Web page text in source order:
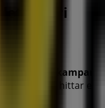
, där du hittar